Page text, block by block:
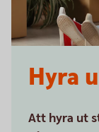
Hyra
Att hyra ut